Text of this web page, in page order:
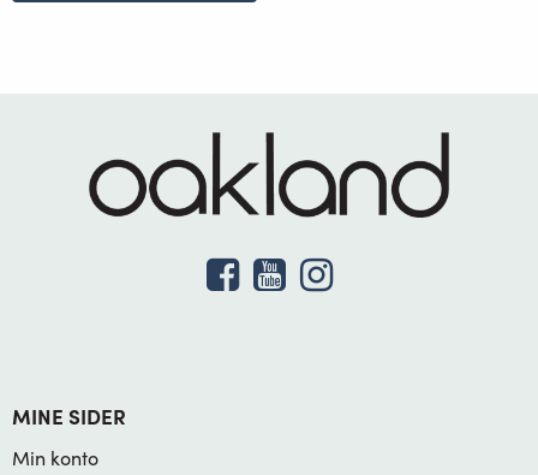
MINE SIDER
Min konto